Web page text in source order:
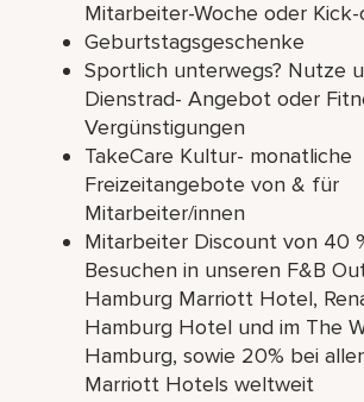
Mitarbeiter-Woche oder
Geburtstagsgeschenke
Sportlich unterwegs? Nutze
Dienstrad- Angebot oder
Vergünstigungen
TakeCare Kultur- monatliche
Freizeitangebote von & für
Mitarbeiter/innen
Mitarbeiter Discount von 40
Besuchen in unseren F&B
Hamburg Marriott Hotel,
Hamburg Hotel und im The
Hamburg, sowie 20% bei
Marriott Hotels weltweit